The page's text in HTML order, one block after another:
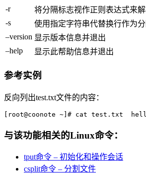
-r
将分隔标志视作正则表达式来
-s
使用指定字符串代替换行作为
–version 显示版本信息并退出
–help
显示此帮助信息并退出
参考实例
反向列出test.txt文件的内容：
[root@coonote ~]# cat test.txt
与该功能相关的Linux命令：
tput命令 – 初始化和操作会话
csplit命令 – 分割文件